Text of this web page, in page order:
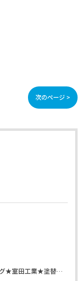
次のページ >
広島市の外壁塗装ブログ★室田工業★塗替えマスターズ★外壁リフォーム